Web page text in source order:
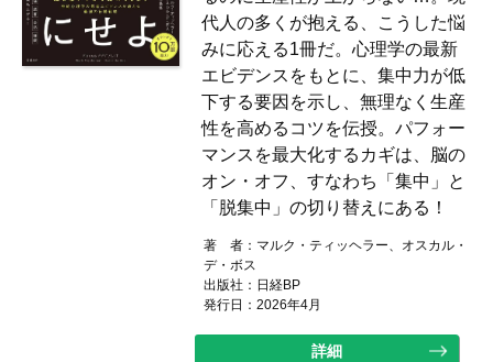
代人の多くが抱える、こうした悩
みに応える1冊だ。心理学の最新
エビデンスをもとに、集中力が低
下する要因を示し、無理なく生産
性を高めるコツを伝授。パフォー
マンスを最大化するカギは、脳の
オン・オフ、すなわち「集中」と
「脱集中」の切り替えにある！
著 者： マルク・ティッヘラー、オスカル・
デ・ボス
出版社： 日経BP
発行日：2026年4月
詳細